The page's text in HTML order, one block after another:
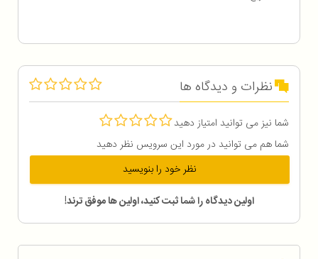
نظرات و دیدگاه ها
شما نیز می توانید امتیاز دهید
شما هم می توانید در مورد این سرویس نظر دهید
نظر خود را بنویسید
اولین دیدگاه را شما ثبت کنید، اولین ها موفق ترند!